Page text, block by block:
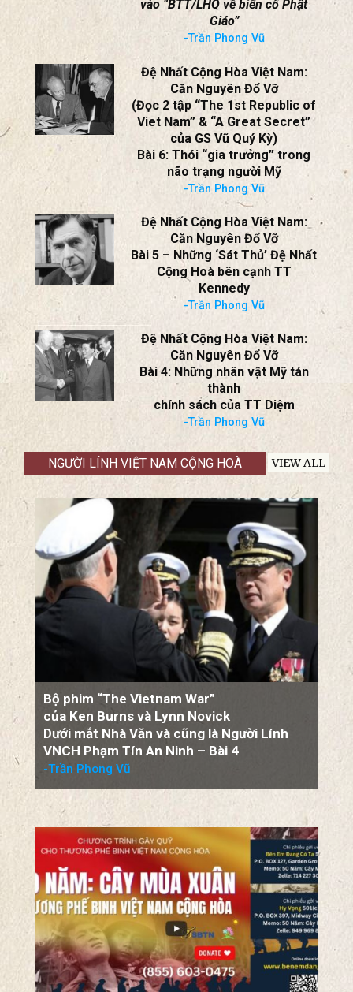
Đệ Nhất Cộng Hòa Việt Nam:
Căn Nguyên Đổ Vỡ
(Đọc 2 tập “The 1st Republic of
Viet Nam” & “A Great Secret”
của GS Vũ Quý Kỳ)
Bài 6: Thói “gia trưởng” trong
não trạng người Mỹ
-Trần Phong Vũ
Đệ Nhất Cộng Hòa Việt Nam:
Căn Nguyên Đổ Vỡ
Bài 5 – Những ‘Sát Thủ’ Đệ Nhất
Cộng Hoà bên cạnh TT
Kennedy
-Trần Phong Vũ
Đệ Nhất Cộng Hòa Việt Nam:
Căn Nguyên Đổ Vỡ
Bài 4: Những nhân vật Mỹ tán
chính sách của TT Diệm
-Trần Phong Vũ
NGƯỜI LÍNH VIỆT NAM CỘNG HOÀ VIEW ALL
Bộ phim “The Vietnam War”
của Ken Burns và Lynn Novick
Dưới mắt Nhà Văn và cũng là Người Lính
-Trần Phong Vũ
8 giờ trên sóng SBTN: 50 Năm: Cây Mùa
Xuân Thương Phế Binh VNCH.